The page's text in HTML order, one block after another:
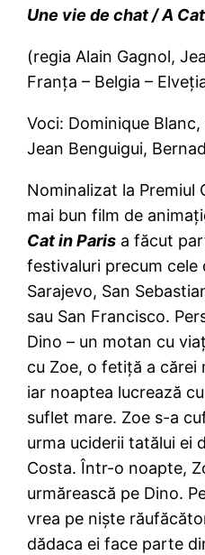
Une vie de chat / A
(regia Alain Gagnol,
Franţa – Belgia –
Voci: Dominique
Jean Benguigui,
Nominalizat la Premiul
mai bun film de
Cat in Paris a făcut
festivaluri precum cele
Sarajevo, San
sau San Francisco.
Dino – un motan cu
cu Zoe, o fetiţă a cărei
iar noaptea lucrează
suflet mare. Zoe s-a
urma uciderii tatălui ei
Costa. Într-o noapte,
urmărească pe Dino.
vrea pe nişte
dădaca ei face parte